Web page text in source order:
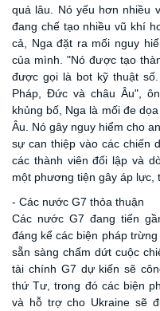
quá lâu. Nó yếu hơn nhiều
đang chế tạo nhiều vũ khí
cả, Nga đặt ra mối nguy
của mình. "Nó được tạo
được gọi là bot kỹ thuật
Pháp, Đức và châu Âu",
khủng bố, Nga là mối đe
Âu. Nó gây nguy hiểm cho
sự can thiệp vào các chiến
các thành viên đối lập và
một phương tiện gây áp lực,
- Các nước G7 thỏa thuận
Các nước G7 đang tiến
đáng kể các biện pháp
sẵn sàng chấm dứt cuộc
tài chính G7 dự kiến sẽ
thứ Tư, trong đó các biện
và hỗ trợ cho Ukraine sẽ